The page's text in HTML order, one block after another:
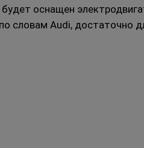
оснащен
словам Audi, достаточно